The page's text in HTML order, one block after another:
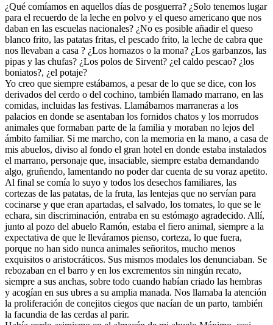
¿Qué comíamos en aquellos días de posguerra? ¿Solo tenemos lugar
para el recuerdo de la leche en polvo y el queso americano que nos
daban en las escuelas nacionales? ¿No es posible añadir el queso
blanco frito, las patatas fritas, el pescado frito, la leche de cabra que
nos llevaban a casa ? ¿Los hornazos o la mona? ¿Los garbanzos, las
pipas y las chufas? ¿Los polos de Sirvent? ¿el caldo pescao? ¿los
boniatos?, ¿el potaje?
Yo creo que siempre estábamos, a pesar de lo que se dice, con los
derivados del cerdo o del cochino, también llamado marrano, en las
comidas, incluidas las festivas. Llamábamos marraneras a los
palacios en donde se asentaban los fornidos chatos y los morrudos
animales que formaban parte de la familia y moraban no lejos del
ámbito familiar. Si me marcho, con la memoria en la mano, a casa de
mis abuelos, diviso al fondo el gran hotel en donde estaba instalados
el marrano, personaje que, insaciable, siempre estaba demandando
algo, gruñendo, lamentando no poder dar cuenta de su voraz apetito.
Al final se comía lo suyo y todos los desechos familiares, las
cortezas de las patatas, de la fruta, las lentejas que no servían para
cocinarse y que eran apartadas, el salvado, los tomates, lo que se le
echara, sin discriminación, entraba en su estómago agradecido. Allí,
junto al pozo del abuelo Ramón, estaba el fiero animal, siempre a la
expectativa de que le lleváramos pienso, corteza, lo que fuera,
porque no han sido nunca animales señoritos, mucho menos
exquisitos o aristocráticos. Sus mismos modales los denunciaban. Se
rebozaban en el barro y en los excrementos sin ningún recato,
siempre a sus anchas, sobre todo cuando habían criado las hembras
y acogían en sus ubres a su amplia manada. Nos llamaba la atención
la proliferación de conejitos ciegos que nacían de un parto, también
la facundia de las cerdas al parir.